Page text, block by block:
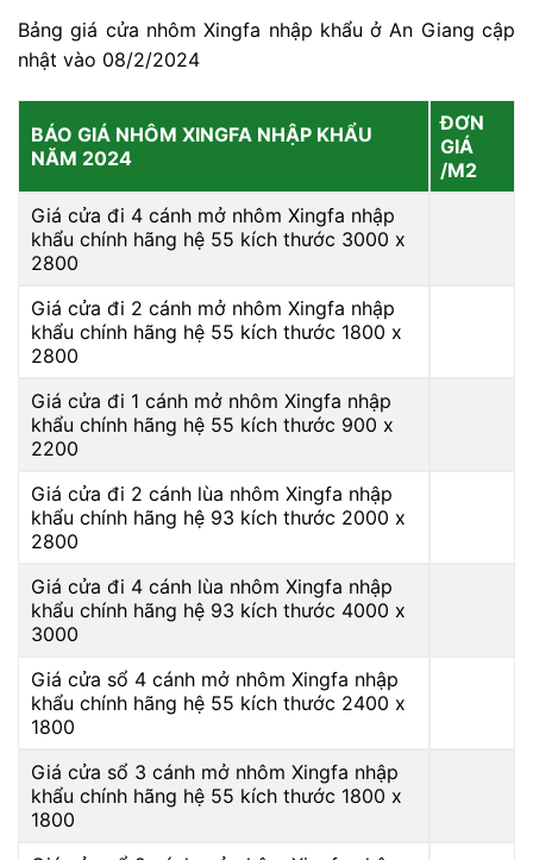
Bảng giá cửa nhôm Xingfa nhập khẩu ở An Giang cập
nhật vào 08/2/2024
BÁO GIÁ NHÔM XINGFA NHẬP KHẨU
NĂM 2024
ĐƠN
GIÁ
/M2
Giá cửa đi 4 cánh mở nhôm Xingfa nhập
khẩu chính hãng hệ 55 kích thước 3000 x
2800
Giá cửa đi 2 cánh mở nhôm Xingfa nhập
khẩu chính hãng hệ 55 kích thước 1800 x
2800
Giá cửa đi 1 cánh mở nhôm Xingfa nhập
khẩu chính hãng hệ 55 kích thước 900 x
2200
Giá cửa đi 2 cánh lùa nhôm Xingfa nhập
khẩu chính hãng hệ 93 kích thước 2000 x
2800
Giá cửa đi 4 cánh lùa nhôm Xingfa nhập
khẩu chính hãng hệ 93 kích thước 4000 x
3000
Giá cửa sổ 4 cánh mở nhôm Xingfa nhập
khẩu chính hãng hệ 55 kích thước 2400 x
1800
Giá cửa sổ 3 cánh mở nhôm Xingfa nhập
khẩu chính hãng hệ 55 kích thước 1800 x
1800